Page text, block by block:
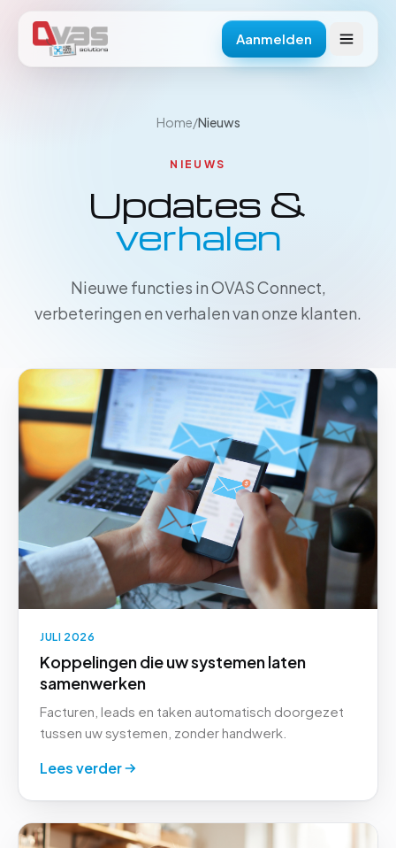
Aanmelden
Home/Nieuws
NIEUWS
Updates &
verhalen
Nieuwe functies in OVAS Connect,
verbeteringen en verhalen van onze klanten.
JULI 2026
Koppelingen die uw systemen laten
samenwerken
Facturen, leads en taken automatisch doorgezet
tussen uw systemen, zonder handwerk.
Lees verder